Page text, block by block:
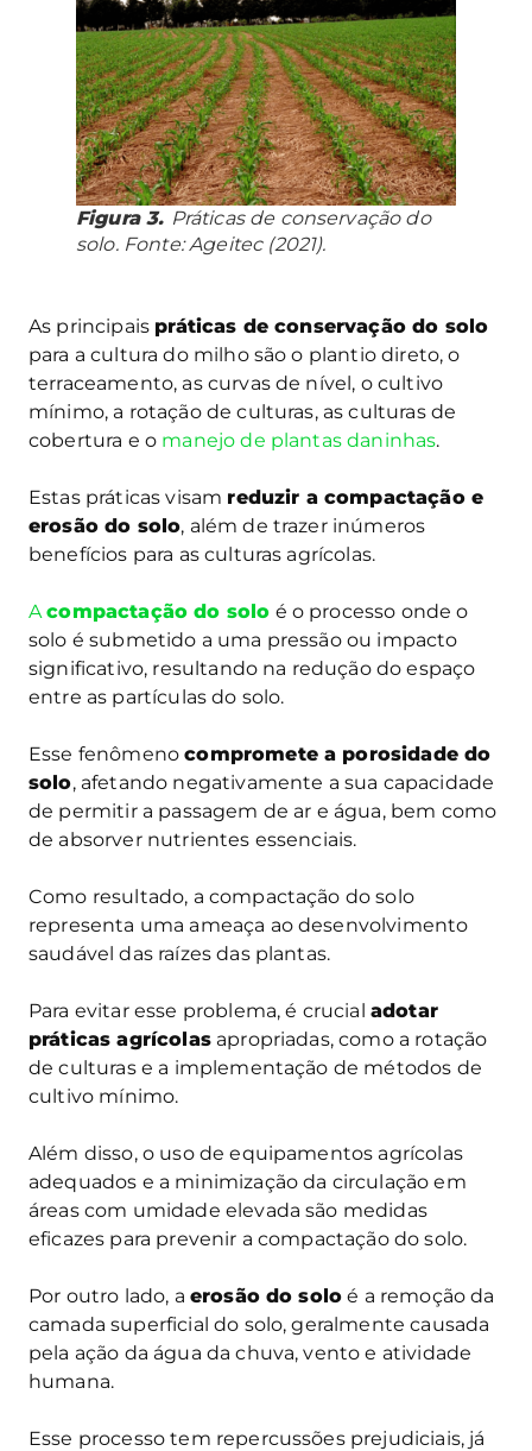
Figura 3. Práticas de conservação do
solo. Fonte: Ageitec (2021).
As principais práticas de conservação do solo
para a cultura do milho são o plantio direto, o
terraceamento, as curvas de nível, o cultivo
mínimo, a rotação de culturas, as culturas de
cobertura e o manejo de plantas daninhas.
Estas práticas visam reduzir a compactação e
erosão do solo, além de trazer inúmeros
benefícios para as culturas agrícolas.
Acompactação do solo é o processo onde o
solo é submetido a uma pressão ou impacto
significativo, resultando na redução do espaço
entre as partículas do solo.
Esse fenômenocompromete a porosidade do
solo, afetando negativamente a sua capacidade
de permitir a passagem de ar e água, bem como
de absorver nutrientes essenciais.
Como resultado, a compactação do solo
representa uma ameaça ao desenvolvimento
saudável das raízes das plantas.
Para evitar esse problema, é crucial adotar
práticas agrícolasapropriadas, como a rotação
de culturas e a implementação de métodos de
cultivo mínimo.
Além disso, o uso de equipamentos agrícolas
adequados e a minimização da circulação em
áreas com umidade elevada são medidas
eficazes para prevenir a compactação do solo.
Por outro lado, a erosão do solo é a remoção da
camada superficial do solo, geralmente causada
pela ação da água da chuva, vento e atividade
humana.
Esse processo tem repercussões prejudiciais, já